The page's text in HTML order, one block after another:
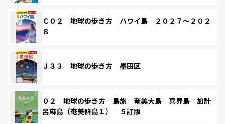
Ｃ０２ 地球の歩き方 ハワイ島 ２０２７～２０２
８
Ｊ３３ 地球の歩き方 墨田区
０２ 地球の歩き方 島旅 奄美大島 喜界島 加計
呂麻島（奄美群島１） ５訂版